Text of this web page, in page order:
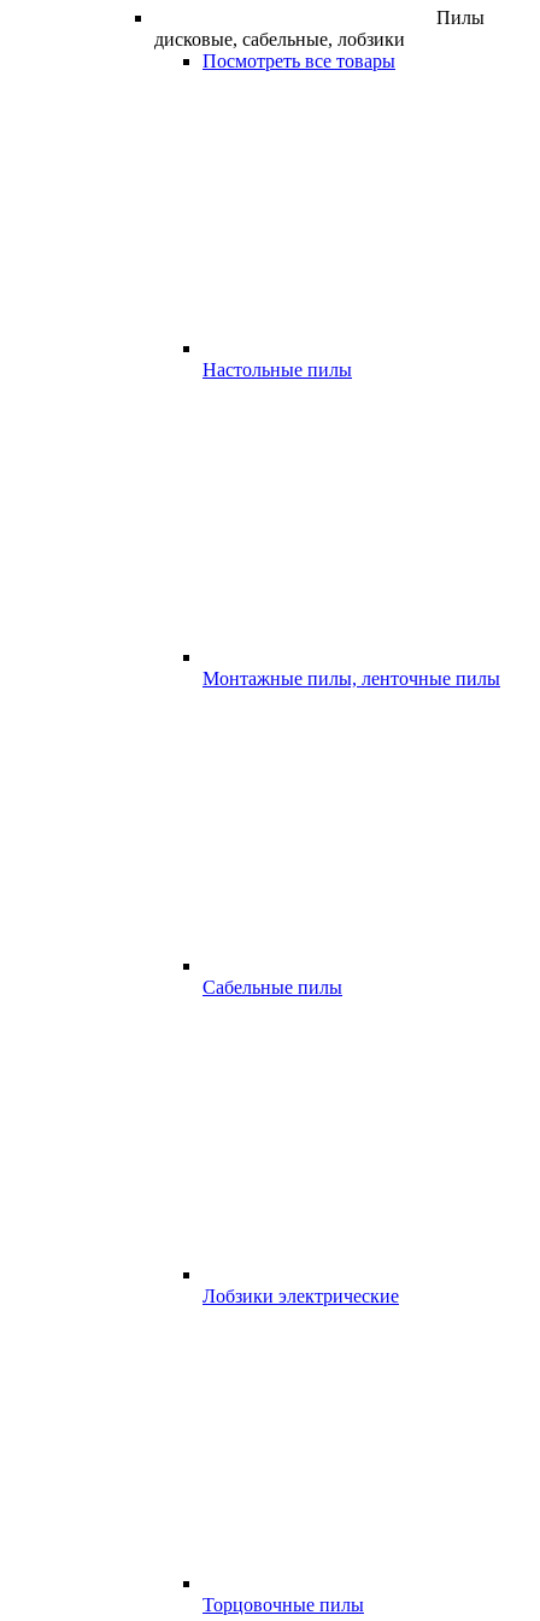
Пилы
дисковые, сабельные, лобзики
Посмотреть все товары
Настольные пилы
Монтажные пилы, ленточные пилы
Сабельные пилы
Лобзики электрические
Торцовочные пилы